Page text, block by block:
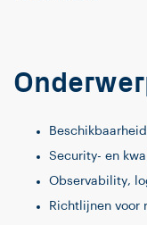
Security- en
Observability,
Richtlijnen voor